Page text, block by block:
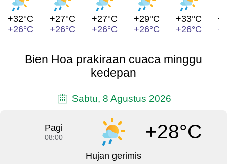
+32°C
+26°C
+27°C
+26°C
+27°C
+26°C
+29°C
+26°C
+33°C
+26°C
Bien Hoa prakiraan cuaca minggu
kedepan
Sabtu, 8 Agustus 2026
Pagi
08:00 +28°C
Hujan gerimis